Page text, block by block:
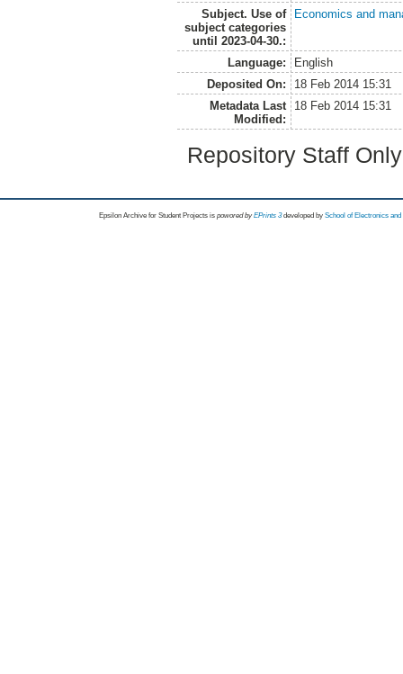
Subject. Use of
subject categories
until 2023-04-30.:
Economics and
Language:
English
Deposited On:
18 Feb 2014 15:31
Metadata Last
Modified:
18 Feb 2014 15:31
Repository Staff
Epsilon Archive for Student Projects is powored byEPrints 3 developed by School of Electronics